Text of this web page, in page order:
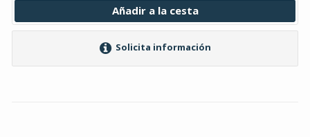
Añadir a la cesta
Solicita información